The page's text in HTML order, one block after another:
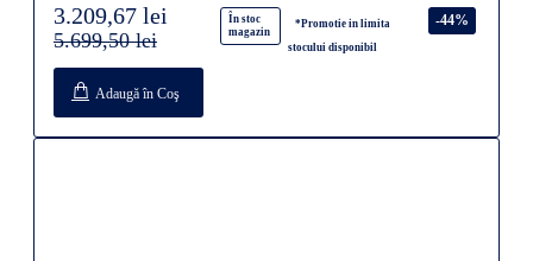
În stoc
magazin
*Promotie in limita
stocului disponibil
-44%
3.209,67 lei
5.699,50 lei
Adaugă în Coş